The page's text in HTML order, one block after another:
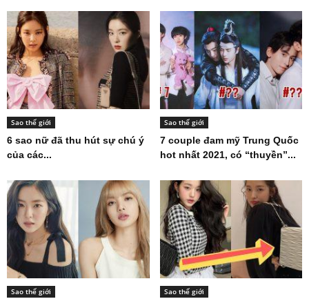
Sao thế giới
6 sao nữ đã thu hút sự chú ý
của các...
Sao thế giới
7 couple đam mỹ Trung Quốc
hot nhất 2021, có “thuyền”...
Sao thế giới Sao thế giới